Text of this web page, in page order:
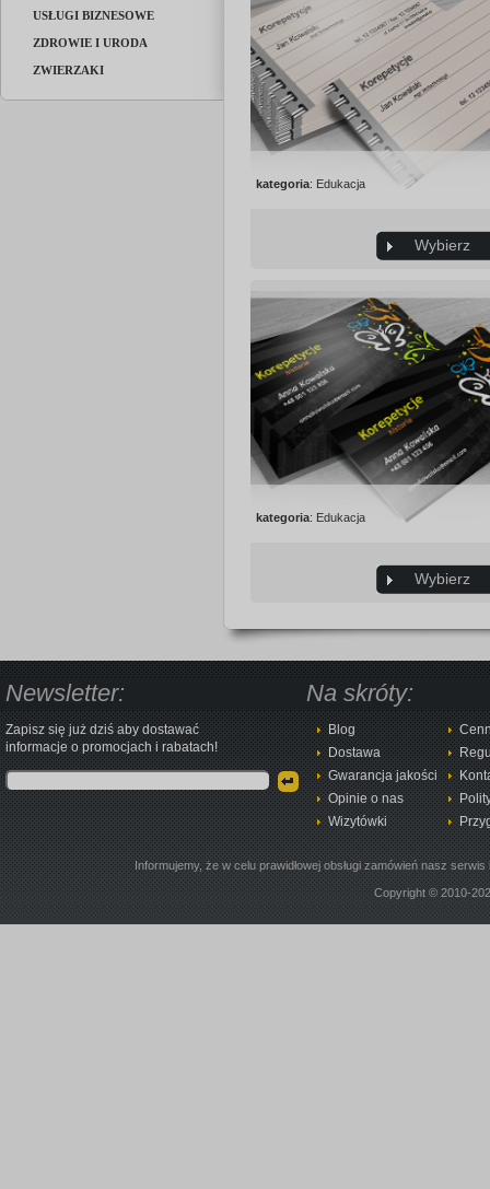
USŁUGI BIZNESOWE
ZDROWIE I URODA
ZWIERZAKI
kategoria: Edukacja
Wybierz
kategoria: Edukacja
Wybierz
Newsletter:
Zapisz się już dziś aby dostawać
informacje o promocjach i rabatach!
Na skróty:
Blog
Dostawa
Gwarancja jakości
Opinie o nas
Wizytówki
Informujemy, że w celu prawidłowej obsługi zamówień nasz
Copyright © 2010-